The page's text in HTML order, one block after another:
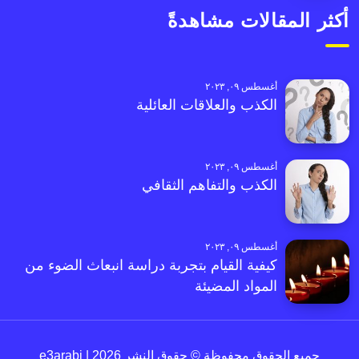
أكثر المقالات مشاهدةً
أغسطس ٠٩, ٢٠٢٣
الكذب والعلاقات العائلية
أغسطس ٠٩, ٢٠٢٣
الكذب والتفاهم الثقافي
أغسطس ٠٩, ٢٠٢٣
كيفية القيام بتجربة دراسة انبعاث الضوء من
المواد المضيئة
جميع الحقوق محفوظة © حقوق النشر 2026 | e3arabi